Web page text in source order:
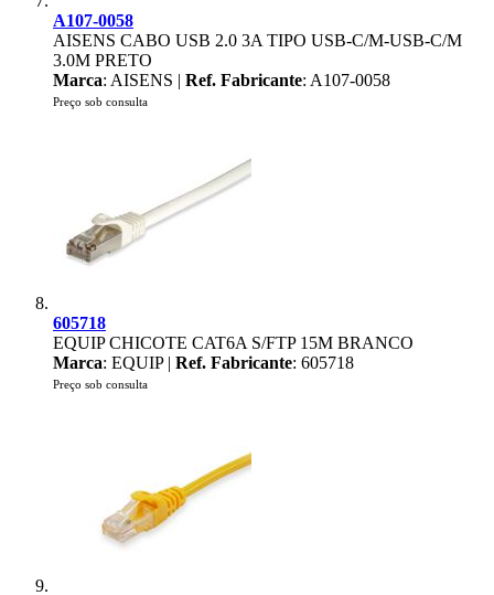
A107-0058
AISENS CABO USB 2.0 3A TIPO USB-C/M-USB-C/M
3.0M PRETO
Marca: AISENS | Ref. Fabricante: A107-0058
Preço sob consulta
605718
EQUIP CHICOTE CAT6A S/FTP 15M BRANCO
Marca: EQUIP | Ref. Fabricante: 605718
Preço sob consulta